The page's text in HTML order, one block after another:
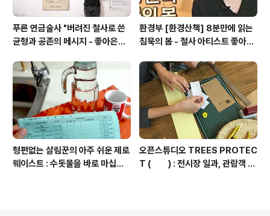
푸른 연금술사 "버려진 철사로 쓴
균형과 공존의 메시지 - 좋아은경
환경부 [환경산책] 8분만에 읽는
침묵의 봄 - 철사 아티스트 좋아은
형편없는 살림꾼의 아주 쉬운 제로
웨이스트 : 수돗물을 바로 마십니
오픈스튜디오 TREES PROTEC
T ( ) : 전시장 일과, 관람객 참